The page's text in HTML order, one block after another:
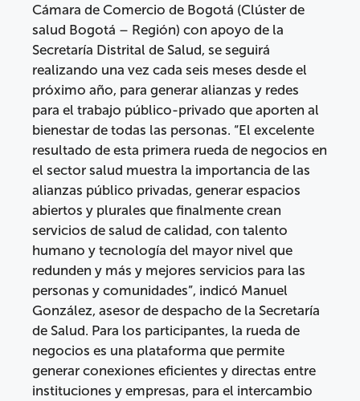
Cámara de Comercio de Bogotá (Clúster de
salud Bogotá – Región) con apoyo de la
Secretaría Distrital de Salud, se seguirá
realizando una vez cada seis meses desde el
próximo año, para generar alianzas y redes
para el trabajo público-privado que aporten al
bienestar de todas las personas. “El excelente
resultado de esta primera rueda de negocios en
el sector salud muestra la importancia de las
alianzas público privadas, generar espacios
abiertos y plurales que finalmente crean
servicios de salud de calidad, con talento
humano y tecnología del mayor nivel que
redunden y más y mejores servicios para las
personas y comunidades”, indicó Manuel
González, asesor de despacho de la Secretaría
de Salud. Para los participantes, la rueda de
negocios es una plataforma que permite
generar conexiones eficientes y directas entre
instituciones y empresas, para el intercambio